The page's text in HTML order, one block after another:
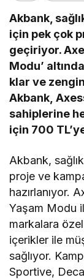
Akbank,
için pek çok
geçiriyor.
Modu’
klar ve
Akbank,
sahiplerine
için 700
Akbank,
proje ve
hazırlanıyor.
Yaşam Modu
markalara
içerikler ile
sağlıyor.
Sportive,